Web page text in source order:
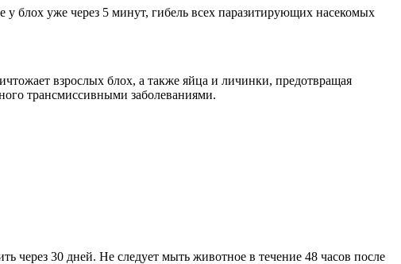
у блох уже через 5 минут, гибель всех паразитирующих насекомых
взрослых блох, а также яйца и личинки, предотвращая
трансмиссивными заболеваниями.
через 30 дней. Не следует мыть животное в течение 48 часов после